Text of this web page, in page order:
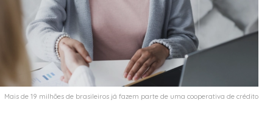
Mais de 19 milhões de brasileiros já fazem parte de uma cooperativa de crédito